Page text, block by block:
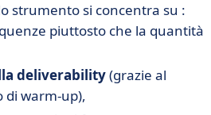
strumento si concentra su :
piuttosto che la quantità
deliverability(grazie al
warm-up),